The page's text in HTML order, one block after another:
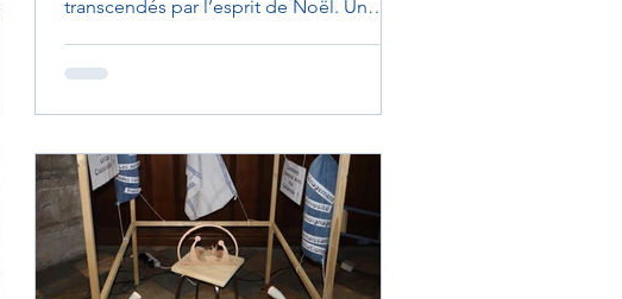
transcendés par l’esprit de Noël. Un